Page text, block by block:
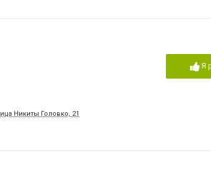
Никиты Головко, 21
Я